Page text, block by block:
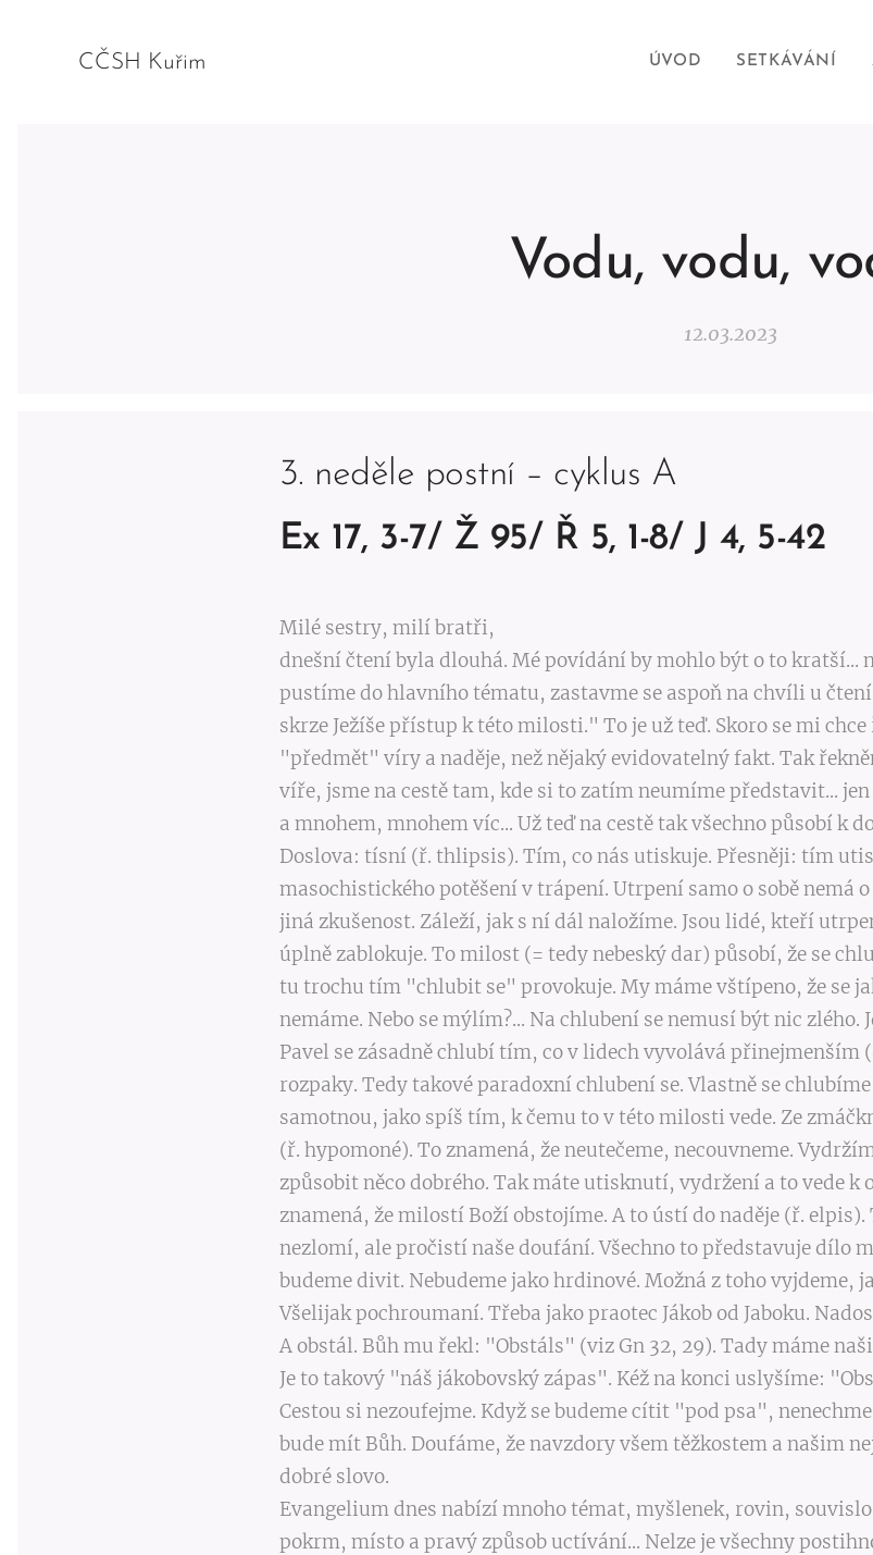
CČSH Kuřim ÚVOD SETKÁVÁNÍ
Vodu, vodu,
12.03.2023
3. neděle postní – cyklus A
Ex 17, 3-7/ Ž 95/ Ř 5, 1-8/ J 4, 5-42
Milé sestry, milí bratři,
dnešní čtení byla dlouhá. Mé povídání by mohlo být o to kratší...
pustíme do hlavního tématu, zastavme se aspoň na chvíli u
skrze Ježíše přístup k této milosti." To je už teď. Skoro se mi
"předmět" víry a naděje, než nějaký evidovatelný fakt. Tak
víře, jsme na cestě tam, kde si to zatím neumíme představit...
a mnohem, mnohem víc... Už teď na cestě tak všechno působí k
Doslova: tísní (ř. thlipsis). Tím, co nás utiskuje. Přesněji: tím
masochistického potěšení v trápení. Utrpení samo o sobě nemá
jiná zkušenost. Záleží, jak s ní dál naložíme. Jsou lidé, kteří
úplně zablokuje. To milost (= tedy nebeský dar) působí, že se
tu trochu tím "chlubit se" provokuje. My máme vštípeno, že se
nemáme. Nebo se mýlím?... Na chlubení se nemusí být nic zlého.
Pavel se zásadně chlubí tím, co v lidech vyvolává přinejmenším
rozpaky. Tedy takové paradoxní chlubení se. Vlastně se
samotnou, jako spíš tím, k čemu to v této milosti vede.
(ř. hypomoné). To znamená, že neutečeme, necouvneme.
způsobit něco dobrého. Tak máte utisknutí, vydržení a to vede k
znamená, že milostí Boží obstojíme. A to ústí do naděje (ř.
nezlomí, ale pročistí naše doufání. Všechno to představuje dílo
budeme divit. Nebudeme jako hrdinové. Možná z toho vyjdeme,
Všelijak pochroumaní. Třeba jako praotec Jákob od Jaboku.
A obstál. Bůh mu řekl: "Obstáls" (viz Gn 32, 29). Tady máme
Je to takový "náš jákobovský zápas". Kéž na konci uslyšíme:
Cestou si nezoufejme. Když se budeme cítit "pod psa",
bude mít Bůh. Doufáme, že navzdory všem těžkostem a našim
dobré slovo.
Evangelium dnes nabízí mnoho témat, myšlenek, rovin,
pokrm, místo a pravý způsob uctívání... Nelze je všechny